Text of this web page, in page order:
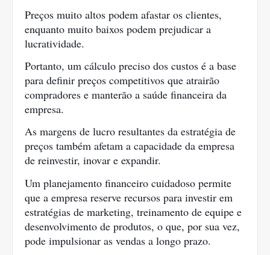
Preços muito altos podem afastar os clientes,
enquanto muito baixos podem prejudicar a
lucratividade.
Portanto, um cálculo preciso dos custos é a base
para definir preços competitivos que atrairão
compradores e manterão a saúde financeira da
empresa.
As margens de lucro resultantes da estratégia de
preços também afetam a capacidade da empresa
de reinvestir, inovar e expandir.
Um planejamento financeiro cuidadoso permite
que a empresa reserve recursos para investir em
estratégias de marketing, treinamento de equipe e
desenvolvimento de produtos, o que, por sua vez,
pode impulsionar as vendas a longo prazo.